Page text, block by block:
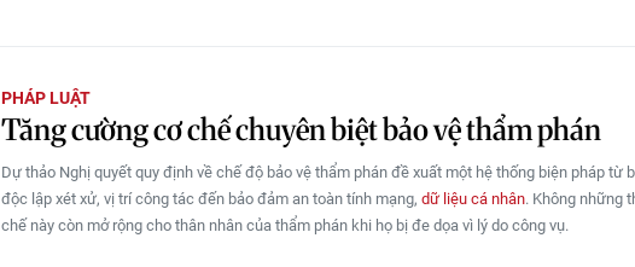
PHÁP LUẬT
Tăng cường cơ chế chuyên biệt bảo vệ thẩm phán
Dự thảo Nghị quyết quy định về chế độ bảo vệ thẩm phán đề xuất một hệ thống biện pháp từ
độc lập xét xử, vị trí công tác đến bảo đảm an toàn tính mạng, dữ liệu cá nhân. Không những
chế này còn mở rộng cho thân nhân của thẩm phán khi họ bị đe dọa vì lý do công vụ.